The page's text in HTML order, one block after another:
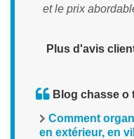
et le prix
Plus d'avis
Blog chasse o
Comment
en extérieur, en